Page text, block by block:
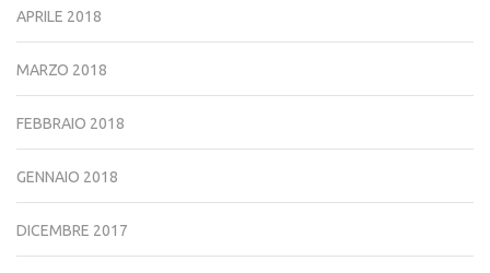
APRILE 2018
MARZO 2018
FEBBRAIO 2018
GENNAIO 2018
DICEMBRE 2017